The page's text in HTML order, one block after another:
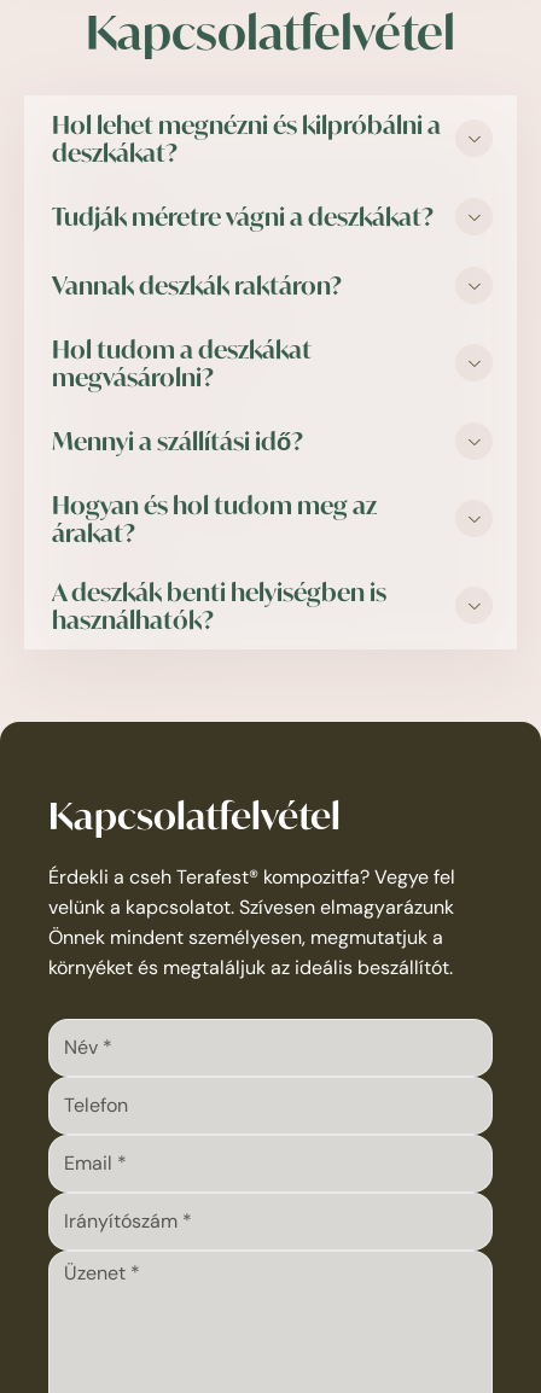
Kapcsolatfelvétel
Hol lehet megnézni és kilpróbálni a
deszkákat?
Partnereink széles hálózatával rendelkezünk, náluk
megtekintheti a deszkáinkat. Listájukat itt találja.
Tudják méretre vágni a deszkákat?
Igen. Szívesen méretre szabjuk a deszkákat a
Vannak deszkák raktáron?
Igen. A legkelendőbb deszkák többsége raktáron van a
bukovanyi gyártóüzemben.
Hol tudom a deszkákat
megvásárolni?
A Terafest deszkák megvásárolhatók partnereinknél,
listájuk itt található.
Mennyi a szállítási idő?
Raktáron lévő deszkáknál azonnal, atipikus hosszúságú
deszkáknál a szállítási idő 4-6 hét között mozoghat.
Hogyan és hol tudom meg az
árakat?
Az árlista letölthető itt.
A deszkák benti helyiségben is
használhatók?
Kapcsolatfelvétel
Érdekli a cseh Terafest® kompozitfa? Vegye fel
velünk a kapcsolatot. Szívesen elmagyarázunk
Önnek mindent személyesen, megmutatjuk a
környéket és megtaláljuk az ideális beszállítót.